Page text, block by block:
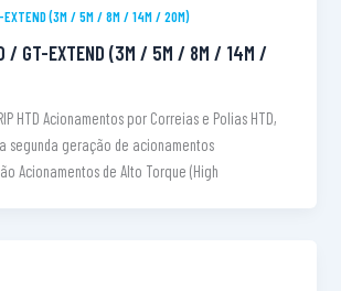
(3M / 5M / 8M / 14M / 20M)
/ GT-EXTEND (3M / 5M / 8M / 14M /
HTD Acionamentos por Correias e Polias HTD,
segunda geração de acionamentos
Acionamentos de Alto Torque (High